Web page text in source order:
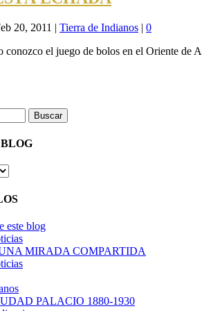
20, 2011 | Tierra de Indianos | 0
conozco el juego de bolos en el Oriente de
este blog
MIRADA COMPARTIDA
PALACIO 1880-1930